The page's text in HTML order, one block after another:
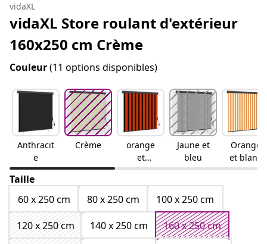
vidaXL
vidaXL Store roulant d'extérieur
160x250 cm Crème
Couleur(11 options disponibles)
Anthracit
e
Crème
orange
et
marron
Jaune et
bleu
Orange
et blanc
Taille
60 x 250 cm
80 x 250 cm
100 x 250 cm
120 x 250 cm
140 x 250 cm
160 x 250 cm